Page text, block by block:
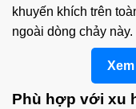
khuyến khích trên
ngoài dòng chảy này.
Phù hợp với xu